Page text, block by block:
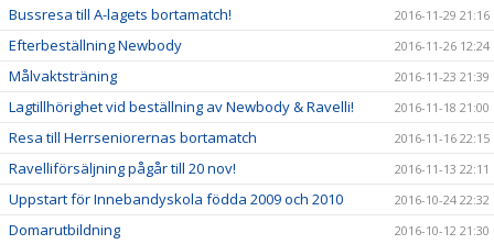
Bussresa till A-lagets bortamatch! 2016-11-29 21:16
Efterbeställning Newbody 2016-11-26 12:24
Målvaktsträning 2016-11-23 21:39
Lagtillhörighet vid beställning av Newbody & Ravelli! 2016-11-18 21:00
Resa till Herrseniorernas bortamatch 2016-11-16 22:15
Ravelliförsäljning pågår till 20 nov! 2016-11-13 22:11
Uppstart för Innebandyskola födda 2009 och 2010 2016-10-24 22:32
Domarutbildning 2016-10-12 21:30